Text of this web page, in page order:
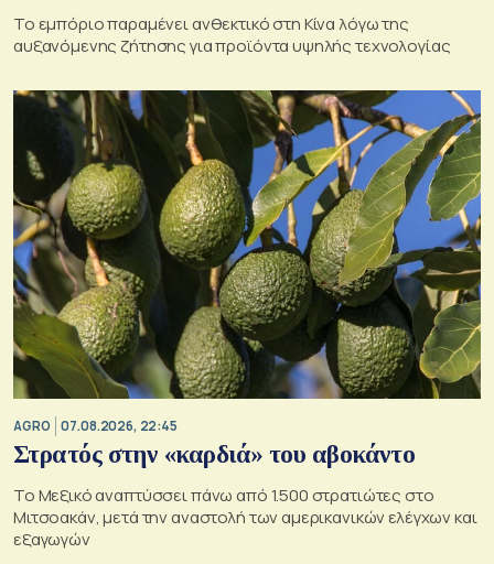
Το εμπόριο παραμένει ανθεκτικό στη Κίνα λόγω της
αυξανόμενης ζήτησης για προϊόντα υψηλής τεχνολογίας
AGRO 07.08.2026, 22:45
Στρατός στην «καρδιά» του αβοκάντο
Το Μεξικό αναπτύσσει πάνω από 1.500 στρατιώτες στο
Μιτσοακάν, μετά την αναστολή των αμερικανικών ελέγχων και
εξαγωγών